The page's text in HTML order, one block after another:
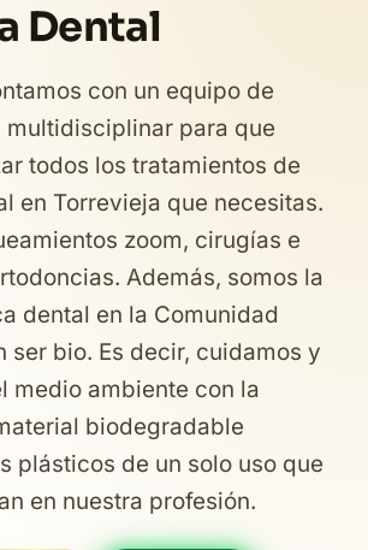
Dental
con un equipo de
multidisciplinar para que
todos los tratamientos de
en Torrevieja que necesitas.
zoom, cirugías e
Además, somos la
dental en la Comunidad
ser bio. Es decir, cuidamos y
medio ambiente con la
biodegradable
plásticos de un solo uso que
en nuestra profesión.